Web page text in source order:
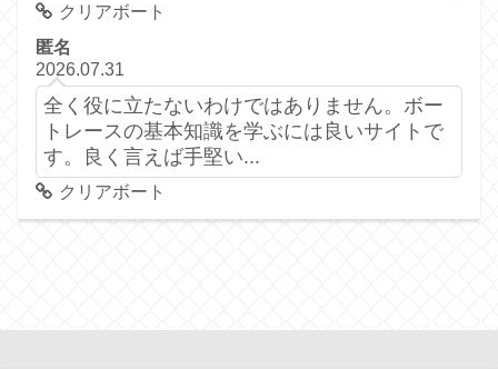
クリアボート
匿名
2026.07.31
全く役に立たないわけではありません。ボー
トレースの基本知識を学ぶには良いサイトで
す。良く言えば手堅い...
クリアボート